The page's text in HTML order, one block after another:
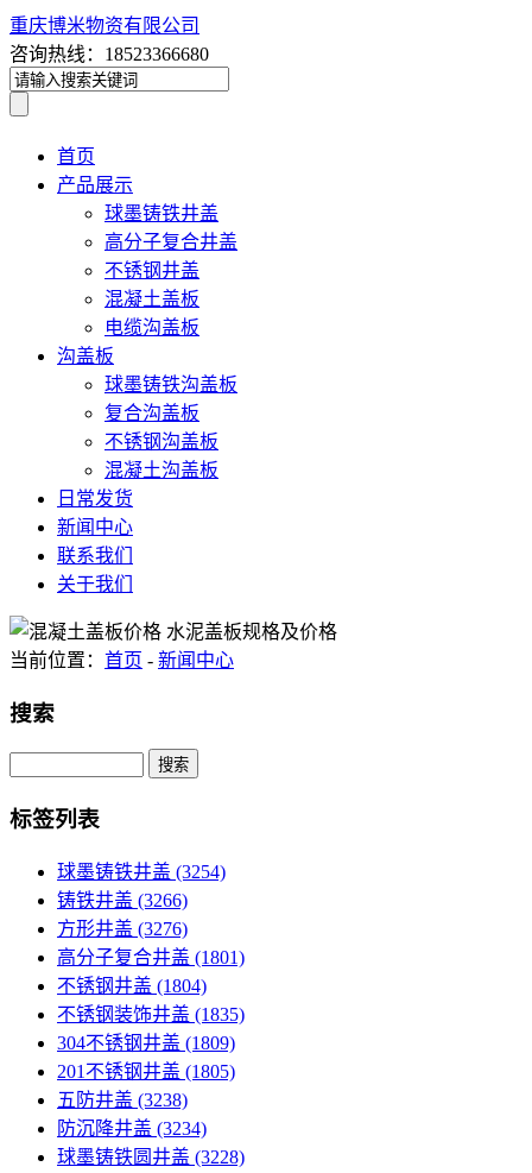
重庆博米物资有限公司
咨询热线：18523366680
首页
产品展示
球墨铸铁井盖
高分子复合井盖
不锈钢井盖
混凝土盖板
电缆沟盖板
沟盖板
球墨铸铁沟盖板
复合沟盖板
不锈钢沟盖板
混凝土沟盖板
日常发货
新闻中心
联系我们
关于我们
当前位置： 首页 - 新闻中心
搜索
Search
标签列表
球墨铸铁井盖 (3254)
铸铁井盖 (3266)
方形井盖 (3276)
高分子复合井盖 (1801)
不锈钢井盖 (1804)
不锈钢装饰井盖 (1835)
304不锈钢井盖 (1809)
201不锈钢井盖 (1805)
五防井盖 (3238)
防沉降井盖 (3234)
球墨铸铁圆井盖 (3228)